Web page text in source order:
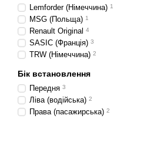
Lemforder (Німеччина) 1
MSG (Польща) 1
Renault Original 4
SASIC (Франція) 3
TRW (Німеччина) 2
Бік встановлення
Передня 3
Ліва (водійська) 2
Права (пасажирська) 2